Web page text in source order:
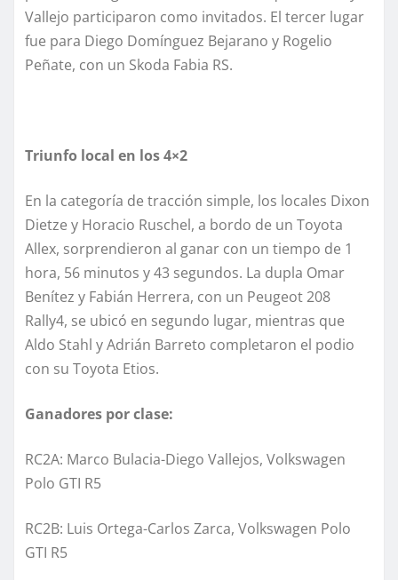
Vallejo participaron como invitados. El tercer lugar
fue para Diego Domínguez Bejarano y Rogelio
Peñate, con un Skoda Fabia RS.
Triunfo local en los 4×2
En la categoría de tracción simple, los locales Dixon
Dietze y Horacio Ruschel, a bordo de un Toyota
Allex, sorprendieron al ganar con un tiempo de 1
hora, 56 minutos y 43 segundos. La dupla Omar
Benítez y Fabián Herrera, con un Peugeot 208
Rally4, se ubicó en segundo lugar, mientras que
Aldo Stahl y Adrián Barreto completaron el podio
con su Toyota Etios.
Ganadores por clase:
RC2A: Marco Bulacia-Diego Vallejos, Volkswagen
Polo GTI R5
RC2B: Luis Ortega-Carlos Zarca, Volkswagen Polo
GTI R5